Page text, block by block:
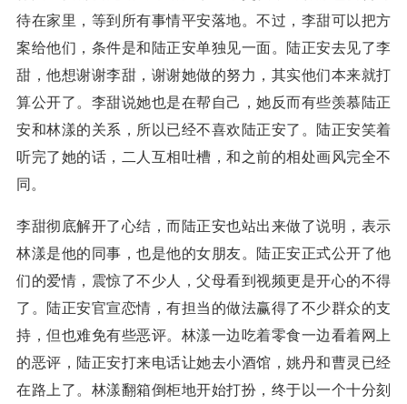
待在家里，等到所有事情平安落地。不过，李甜可以把方
案给他们，条件是和陆正安单独见一面。陆正安去见了李
甜，他想谢谢李甜，谢谢她做的努力，其实他们本来就打
算公开了。李甜说她也是在帮自己，她反而有些羡慕陆正
安和林漾的关系，所以已经不喜欢陆正安了。陆正安笑着
听完了她的话，二人互相吐槽，和之前的相处画风完全不
同。
李甜彻底解开了心结，而陆正安也站出来做了说明，表示
林漾是他的同事，也是他的女朋友。陆正安正式公开了他
们的爱情，震惊了不少人，父母看到视频更是开心的不得
了。陆正安官宣恋情，有担当的做法赢得了不少群众的支
持，但也难免有些恶评。林漾一边吃着零食一边看着网上
的恶评，陆正安打来电话让她去小酒馆，姚丹和曹灵已经
在路上了。林漾翻箱倒柜地开始打扮，终于以一个十分刻